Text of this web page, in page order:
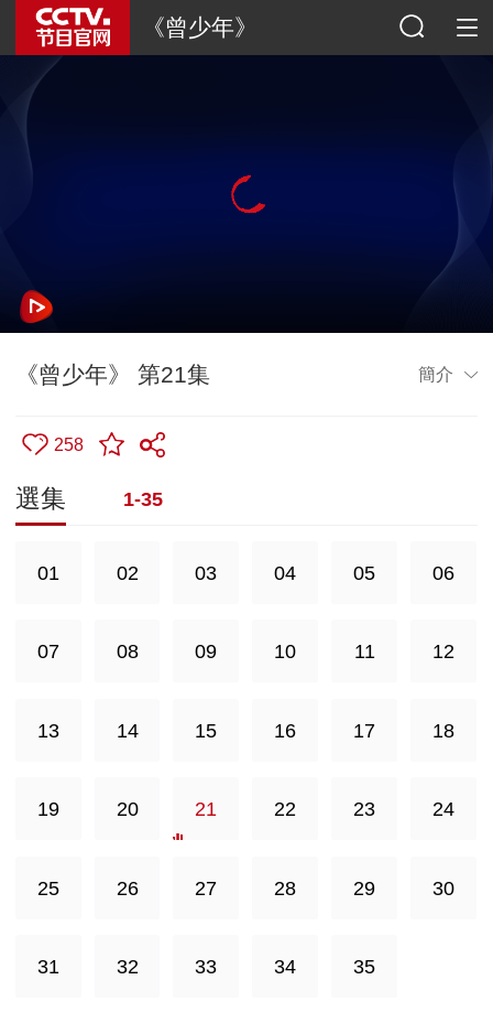
《曾少年》
《曾少年》 第21集 簡介
258
選集 1-35
01 02 03 04 05 06
07 08 09 10 11 12
13 14 15 16 17 18
19 20 21 22 23 24
25 26 27 28 29 30
31 32 33 34 35